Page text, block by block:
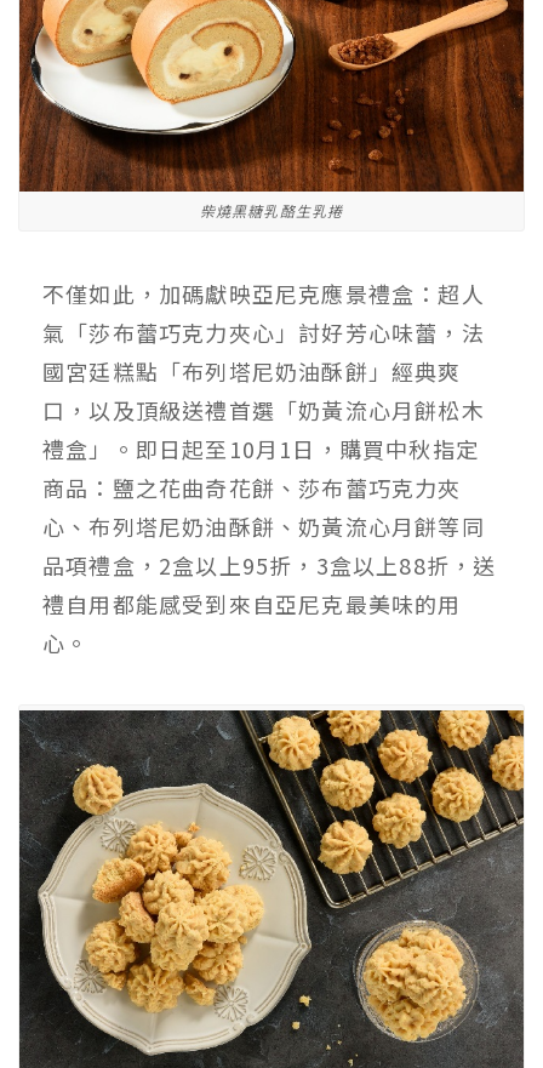
柴燒黑糖乳酪生乳捲
不僅如此，加碼獻映亞尼克應景禮盒：超人
氣「莎布蕾巧克力夾心」討好芳心味蕾，法
國宮廷糕點「布列塔尼奶油酥餅」經典爽
口，以及頂級送禮首選「奶黃流心月餅松木
禮盒」。即日起至10月1日，購買中秋指定
商品：鹽之花曲奇花餅、莎布蕾巧克力夾
心、布列塔尼奶油酥餅、奶黃流心月餅等同
品項禮盒，2盒以上95折，3盒以上88折，送
禮自用都能感受到來自亞尼克最美味的用
心。